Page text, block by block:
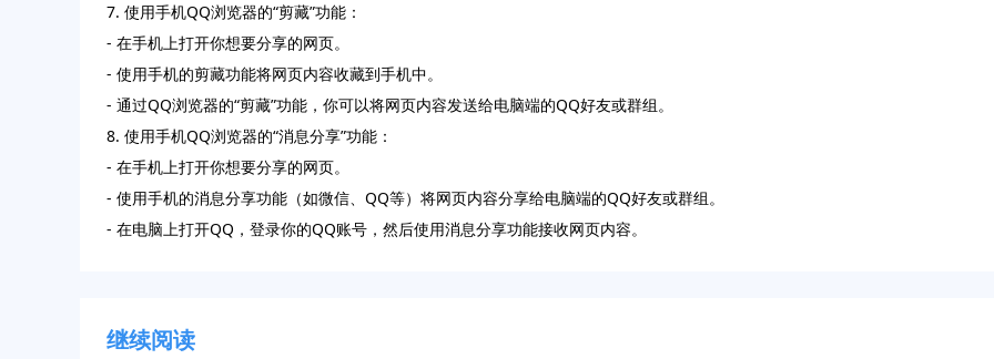
7. 使用手机QQ浏览器的“剪藏”功能：
- 在手机上打开你想要分享的网页。
- 使用手机的剪藏功能将网页内容收藏到手机中。
- 通过QQ浏览器的“剪藏”功能，你可以将网页内容发送给电脑端的QQ好友或群组。
8. 使用手机QQ浏览器的“消息分享”功能：
- 在手机上打开你想要分享的网页。
- 使用手机的消息分享功能（如微信、QQ等）将网页内容分享给电脑端的QQ好友或群组。
- 在电脑上打开QQ，登录你的QQ账号，然后使用消息分享功能接收网页内容。
继续阅读